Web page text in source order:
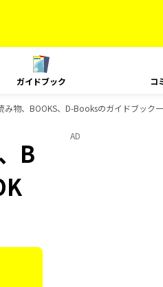
ガイドブック コ
物、BOOKS、D-Booksのガイドブック
B
AD